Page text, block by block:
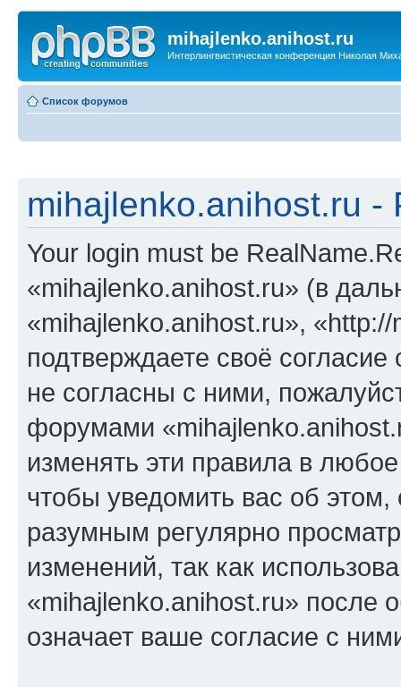
mihajlenko.anihost.ru
Интерлингвистическая конференция Николая
Список форумов
mihajlenko.anihost.ru -
Your login must be
«mihajlenko.anihost.ru» (в
«mihajlenko.anihost.ru»,
подтверждаете своё
не согласны с ними,
форумами
изменять эти правила в
чтобы уведомить вас об
разумным регулярно
изменений, так как
«mihajlenko.anihost.ru» после
означает ваше согласие с